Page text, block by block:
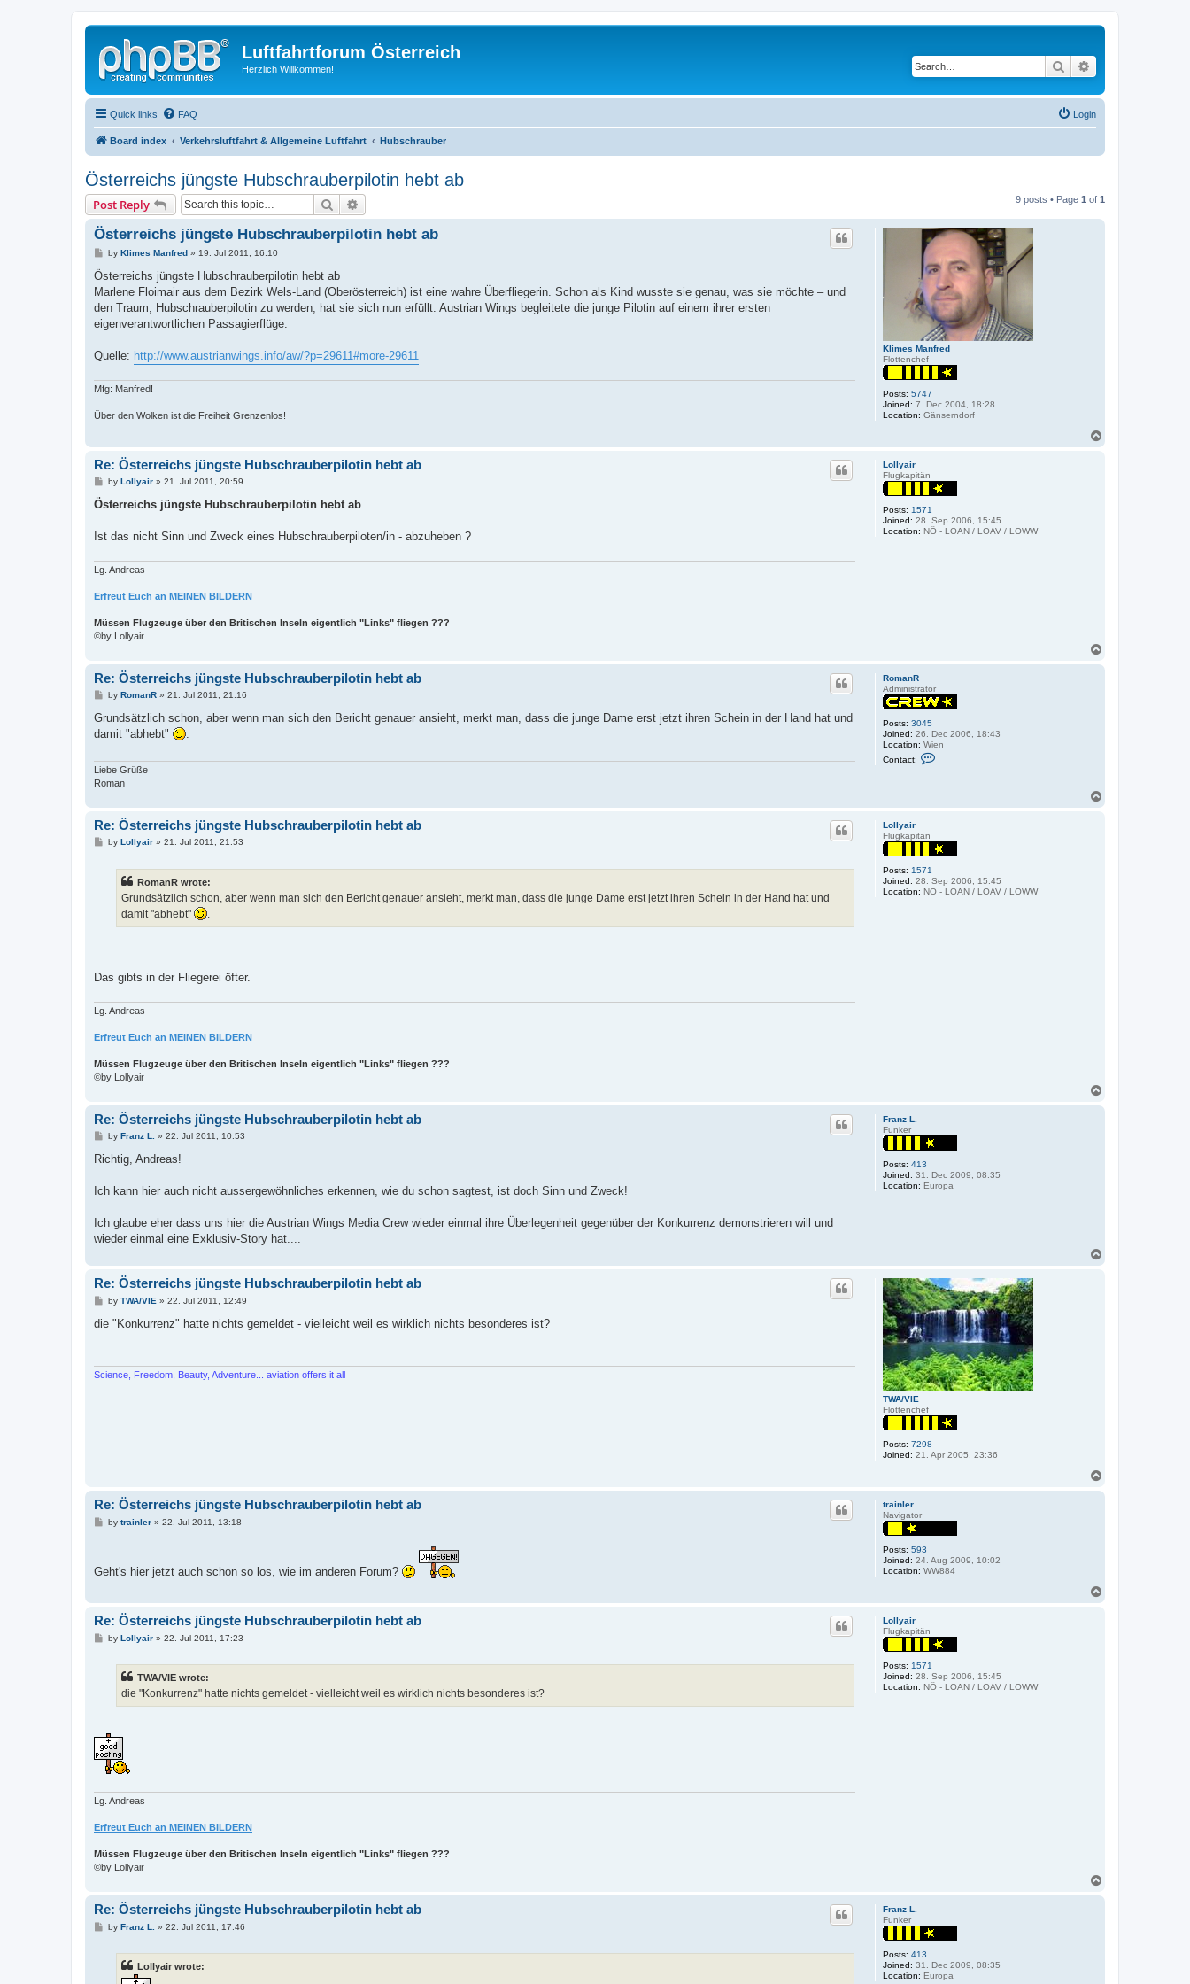
Luftfahrtforum Österreich
Herzlich Willkommen! Search
Quick links FAQ Login
Board index Verkehrsluftfahrt & Allgemeine Luftfahrt Hubschrauber
Österreichs jüngste Hubschrauberpilotin hebt ab
Post Reply Search 9 posts • Page 1 of 1
Klimes Manfred
Flottenchef
Posts: 5747
Joined: 7. Dec 2004, 18:28
Location: Gänserndorf
Österreichs jüngste Hubschrauberpilotin hebt ab
P
s
by Klimes Manfred» 19. Jul 2011, 16:10
Österreichs jüngste Hubschrauberpilotin hebt ab
Marlene Floimair aus dem Bezirk Wels-Land (Oberösterreich) ist eine wahre Überfliegerin. Schon als Kind wusste sie genau, was sie möchte – und
den Traum, Hubschrauberpilotin zu werden, hat sie sich nun erfüllt. Austrian Wings begleitete die junge Pilotin auf einem ihrer ersten
eigenverantwortlichen Passagierflüge.
Quelle: http://www.austrianwings.info/aw/?p=29611#more-29611
Mfg: Manfred!
Über den Wolken ist die Freiheit Grenzenlos!
Lollyair
Flugkapitän
Posts: 1571
Joined: 28. Sep 2006, 15:45
Location: NÖ - LOAN / LOAV / LOWW
Re: Österreichs jüngste Hubschrauberpilotin hebt ab
P
s
by Lollyair» 21. Jul 2011, 20:59
Österreichs jüngste Hubschrauberpilotin hebt ab
Ist das nicht Sinn und Zweck eines Hubschrauberpiloten/in - abzuheben ?
Lg. Andreas
Erfreut Euch an MEINEN BILDERN
Müssen Flugzeuge über den Britischen Inseln eigentlich "Links" fliegen ???
©by Lollyair
RomanR
Administrator
Posts: 3045
Joined: 26. Dec 2006, 18:43
Location: Wien
Contact:
c
m
R
Re: Österreichs jüngste Hubschrauberpilotin hebt ab
P
s
by RomanR» 21. Jul 2011, 21:16
Grundsätzlich schon, aber wenn man sich den Bericht genauer ansieht, merkt man, dass die junge Dame erst jetzt ihren Schein in der Hand hat und
damit "abhebt"
.
Liebe Grüße
Roman
Lollyair
Flugkapitän
Posts: 1571
Joined: 28. Sep 2006, 15:45
Location: NÖ - LOAN / LOAV / LOWW
Re: Österreichs jüngste Hubschrauberpilotin hebt ab
Pby Lollyair» 21. Jul 2011, 21:53
RomanR wrote:
Grundsätzlich schon, aber wenn man sich den Bericht genauer ansieht, merkt man, dass die junge Dame erst jetzt ihren Schein in der Hand hat und
damit "abhebt"
Das gibts in der Fliegerei öfter.
Lg. Andreas
Erfreut Euch an MEINEN BILDERN
Müssen Flugzeuge über den Britischen Inseln eigentlich "Links" fliegen ???
©by Lollyair
Franz L.
Funker
Posts: 413
Joined: 31. Dec 2009, 08:35
Location: Europa
Re: Österreichs jüngste Hubschrauberpilotin hebt ab
P
s
by Franz L. » 22. Jul 2011, 10:53
Richtig, Andreas!
Ich kann hier auch nicht aussergewöhnliches erkennen, wie du schon sagtest, ist doch Sinn und Zweck!
Ich glaube eher dass uns hier die Austrian Wings Media Crew wieder einmal ihre Überlegenheit gegenüber der Konkurrenz demonstrieren will und
wieder einmal eine Exklusiv-Story hat....
TWA/VIE
Flottenchef
Posts: 7298
Joined: 21. Apr 2005, 23:36
Re: Österreichs jüngste Hubschrauberpilotin hebt ab
P
s
by TWA/VIE » 22. Jul 2011, 12:49
die "Konkurrenz" hatte nichts gemeldet - vielleicht weil es wirklich nichts besonderes ist?
Science, Freedom, Beauty, Adventure... aviation offers it all
trainler
Navigator
Posts: 593
Joined: 24. Aug 2009, 10:02
Location: WW884
Re: Österreichs jüngste Hubschrauberpilotin hebt ab
Pby trainler» 22. Jul 2011, 13:18
Geht's hier jetzt auch schon so los, wie im anderen Forum?
Lollyair
Flugkapitän
Posts: 1571
Joined: 28. Sep 2006, 15:45
Location: NÖ - LOAN / LOAV / LOWW
Re: Österreichs jüngste Hubschrauberpilotin hebt ab
Pby Lollyair» 22. Jul 2011, 17:23
TWA/VIE wrote:
die "Konkurrenz" hatte nichts gemeldet - vielleicht weil es wirklich nichts besonderes ist?
Lg. Andreas
Erfreut Euch an MEINEN BILDERN
Müssen Flugzeuge über den Britischen Inseln eigentlich "Links" fliegen ???
©by Lollyair
Franz L.
Funker
Posts: 413
Joined: 31. Dec 2009, 08:35
Location: Europa
Re: Österreichs jüngste Hubschrauberpilotin hebt ab
Pby Franz L. » 22. Jul 2011, 17:46
Lollyair wrote: